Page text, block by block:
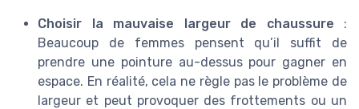
Choisir la mauvaise largeur de chaussure :
Beaucoup de femmes pensent qu’il suffit de
prendre une pointure au-dessus pour gagner en
espace. En réalité, cela ne règle pas le problème de
largeur et peut provoquer des frottements ou un